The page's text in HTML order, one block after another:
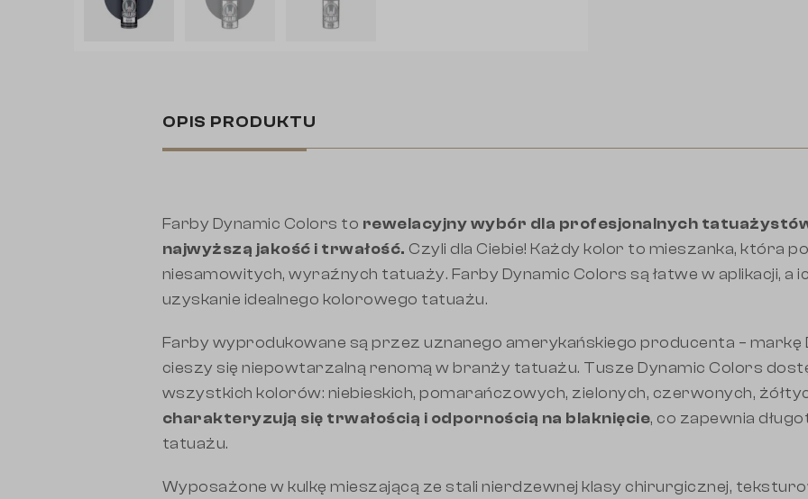
OPIS PRODUKTU
Farby Dynamic Colors to rewelacyjny wybór dla profesjonalnych
najwyższą jakość i trwałość. Czyli dla Ciebie! Każdy kolor to mieszanka, która
niesamowitych, wyraźnych tatuaży. Farby Dynamic Colors są łatwe w aplikacji, a
uzyskanie idealnego kolorowego tatuażu.
Farby wyprodukowane są przez uznanego amerykańskiego producenta – markę
cieszy się niepowtarzalną renomą w branży tatuażu. Tusze Dynamic Colors
wszystkich kolorów: niebieskich, pomarańczowych, zielonych, czerwonych,
charakteryzują się trwałością i odpornością na blaknięcie, co zapewnia
tatuażu.
Wyposażone w kulkę mieszającą ze stali nierdzewnej klasy chirurgicznej,